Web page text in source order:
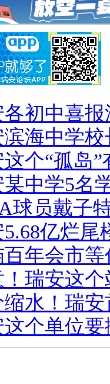
各初中喜
滨海中学
这个“孤岛
某中学5名
球员戴子
5.68亿烂
百年会市
！瑞安这
缩水！瑞
这个单位